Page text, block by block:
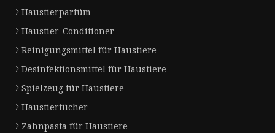
Haustierparfüm
Haustier-Conditioner
Reinigungsmittel für Haustiere
Desinfektionsmittel für Haustiere
Spielzeug für Haustiere
Haustiertücher
Zahnpasta für Haustiere